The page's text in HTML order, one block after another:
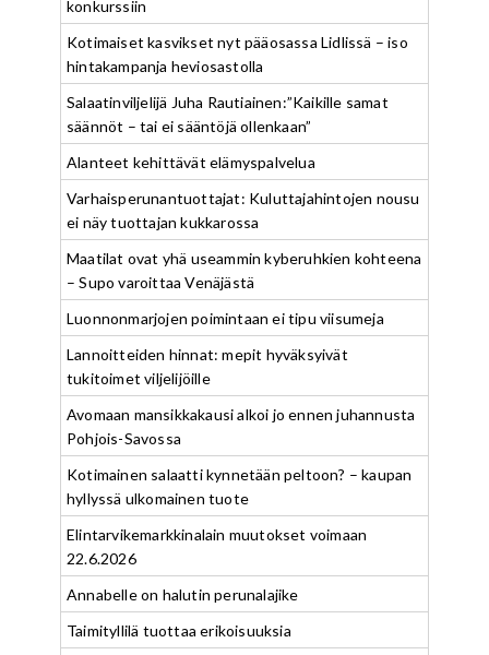
konkurssiin
Kotimaiset kasvikset nyt pääosassa Lidlissä – iso
hintakampanja heviosastolla
Salaatinviljelijä Juha Rautiainen:”Kaikille samat
säännöt – tai ei sääntöjä ollenkaan”
Alanteet kehittävät elämyspalvelua
Varhaisperunantuottajat: Kuluttajahintojen nousu
ei näy tuottajan kukkarossa
Maatilat ovat yhä useammin kyberuhkien kohteena
– Supo varoittaa Venäjästä
Luonnonmarjojen poimintaan ei tipu viisumeja
Lannoitteiden hinnat: mepit hyväksyivät
tukitoimet viljelijöille
Avomaan mansikkakausi alkoi jo ennen juhannusta
Pohjois-Savossa
Kotimainen salaatti kynnetään peltoon? – kaupan
hyllyssä ulkomainen tuote
Elintarvikemarkkinalain muutokset voimaan
22.6.2026
Annabelle on halutin perunalajike
Taimityllilä tuottaa erikoisuuksia